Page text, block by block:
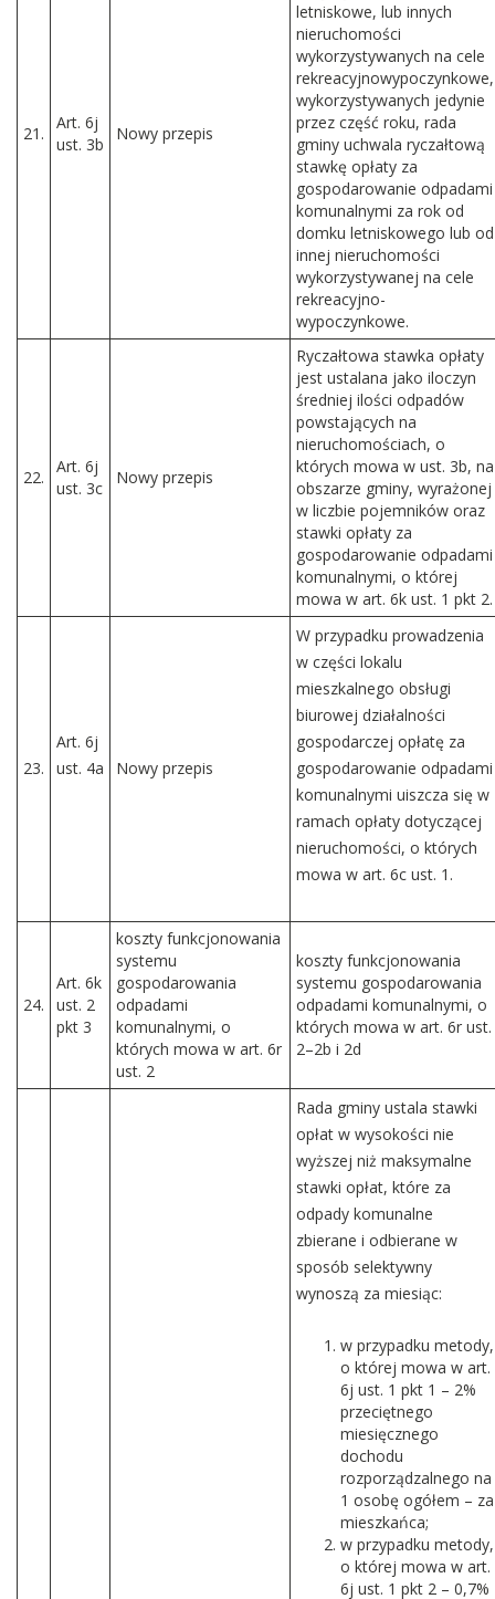
21.
Art. 6j
ust. 3b
Nowy przepis
letniskowe, lub innych
nieruchomości
wykorzystywanych na cele
rekreacyjnowypoczynkowe,
wykorzystywanych jedynie
przez część roku, rada
gminy uchwala ryczałtową
stawkę opłaty za
gospodarowanie odpadami
komunalnymi za rok od
domku letniskowego lub od
innej nieruchomości
wykorzystywanej na cele
rekreacyjno-
wypoczynkowe.
22.
Art. 6j
ust. 3c
Nowy przepis
Ryczałtowa stawka opłaty
jest ustalana jako iloczyn
średniej ilości odpadów
powstających na
nieruchomościach, o
których mowa w ust. 3b, na
obszarze gminy, wyrażonej
w liczbie pojemników oraz
stawki opłaty za
gospodarowanie odpadami
komunalnymi, o której
mowa w art. 6k ust. 1 pkt 2.
23.
Art. 6j
ust. 4a
Nowy przepis
W przypadku prowadzenia
w części lokalu
mieszkalnego obsługi
biurowej działalności
gospodarczej opłatę za
gospodarowanie odpadami
komunalnymi uiszcza się w
ramach opłaty dotyczącej
nieruchomości, o których
mowa w art. 6c ust. 1.
24.
Art. 6k
ust. 2
pkt 3
koszty funkcjonowania
systemu
gospodarowania
odpadami
komunalnymi, o
których mowa w art. 6r
ust. 2
koszty funkcjonowania
systemu gospodarowania
odpadami komunalnymi, o
których mowa w art. 6r ust.
2–2b i 2d
Rada gminy ustala stawki
opłat w wysokości nie
wyższej niż maksymalne
stawki opłat, które za
odpady komunalne
zbierane i odbierane w
sposób selektywny
wynoszą za miesiąc:
w przypadku metody,
o której mowa w art.
6j ust. 1 pkt 1 – 2%
przeciętnego
miesięcznego
dochodu
rozporządzalnego na
1 osobę ogółem – za
mieszkańca;
w przypadku metody,
o której mowa w art.
6j ust. 1 pkt 2 – 0,7%